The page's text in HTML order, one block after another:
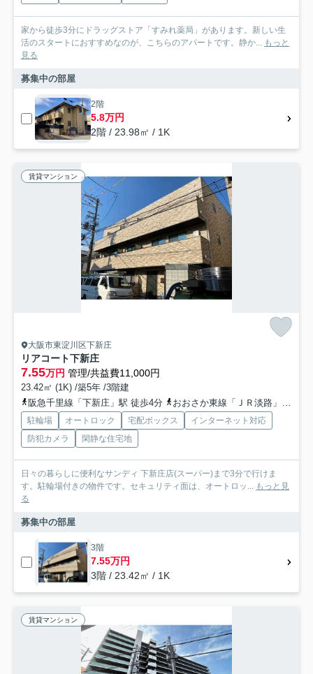
家から徒歩3分にドラッグストア「すみれ薬局」があります。新しい生
活のスタートにおすすめなのが、こちらのアパートです。静か... もっと
見る
募集中の部屋
2階
5.8万円
2階 / 23.98㎡ / 1K
賃貸マンション
大阪市東淀川区下新庄
リアコート下新庄
7.55万円 管理/共益費11,000円
23.42㎡ (1K) /築5年 /3階建
阪急千里線「下新庄」駅 徒歩4分
おおさか東線「ＪＲ淡路」駅 徒歩10分
駐輪場 オートロック 宅配ボックス
インターネット対応
防犯カメラ
閑静な住宅地
日々の暮らしに便利なサンディ 下新庄店(スーパー)まで3分で行けま
す。駐輪場付きの物件です。セキュリティ面は、オートロッ... もっと見
る
募集中の部屋
3階
7.55万円
3階 / 23.42㎡ / 1K
賃貸マンション